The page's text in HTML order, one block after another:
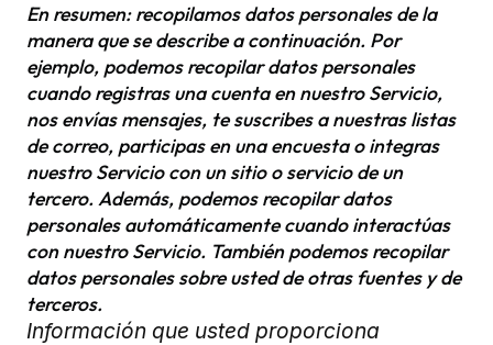
En resumen: recopilamos datos personales de la
manera que se describe a continuación. Por
ejemplo, podemos recopilar datos personales
cuando registras una cuenta en nuestro Servicio,
nos envías mensajes, te suscribes a nuestras listas
de correo, participas en una encuesta o integras
nuestro Servicio con un sitio o servicio de un
tercero. Además, podemos recopilar datos
personales automáticamente cuando interactúas
con nuestro Servicio. También podemos recopilar
datos personales sobre usted de otras fuentes y de
terceros.
Información que usted proporciona